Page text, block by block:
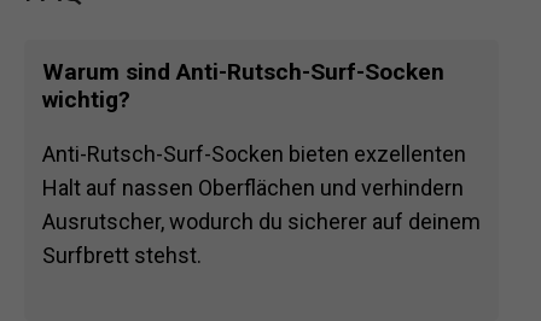
Warum sind Anti-Rutsch-Surf-Socken
wichtig?
Anti-Rutsch-Surf-Socken bieten exzellenten
Halt auf nassen Oberflächen und verhindern
Ausrutscher, wodurch du sicherer auf deinem
Surfbrett stehst.